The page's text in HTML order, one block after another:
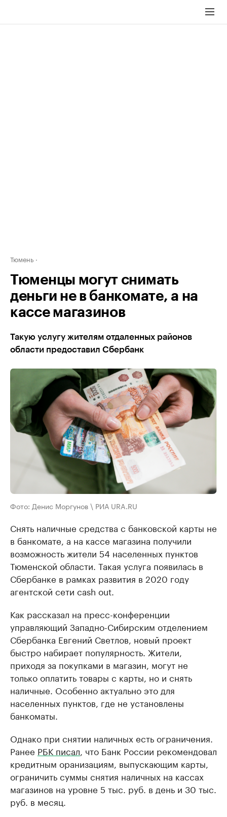
Тюмень
Тюменцы могут снимать
деньги не в банкомате, а на
кассе магазинов
Такую услугу жителям отдаленных районов
области предоставил Сбербанк
Фото: Денис Моргунов \ РИА URA.RU
Снять наличные средства с банковской карты не
в банкомате, а на кассе магазина получили
возможность жители 54 населенных пунктов
Тюменской области. Такая услуга появилась в
Сбербанке в рамках развития в 2020 году
агентской сети cash out.
Как рассказал на пресс-конференции
управляющий Западно-Сибирским отделением
Сбербанка Евгений Светлов, новый проект
быстро набирает популярность. Жители,
приходя за покупками в магазин, могут не
только оплатить товары с карты, но и снять
наличные. Особенно актуально это для
населенных пунктов, где не установлены
банкоматы.
Однако при снятии наличных есть ограничения.
Ранее РБК писал , что Банк России рекомендовал
кредитным оранизациям, выпускающим карты,
ограничить суммы снятия наличных на кассах
магазинов на уровне 5 тыс. руб. в день и 30 тыс.
руб. в месяц.